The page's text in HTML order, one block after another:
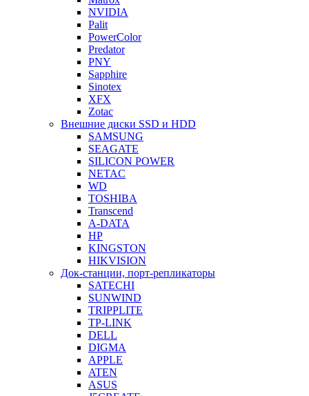
NVIDIA
Palit
PowerColor
Predator
PNY
Sapphire
Sinotex
XFX
Zotac
Внешние диски SSD и HDD
SAMSUNG
SEAGATE
SILICON POWER
NETAC
WD
TOSHIBA
Transcend
A-DATA
HP
KINGSTON
HIKVISION
Док-станции, порт-репликаторы
SATECHI
SUNWIND
TRIPPLITE
TP-LINK
DELL
DIGMA
APPLE
ATEN
ASUS